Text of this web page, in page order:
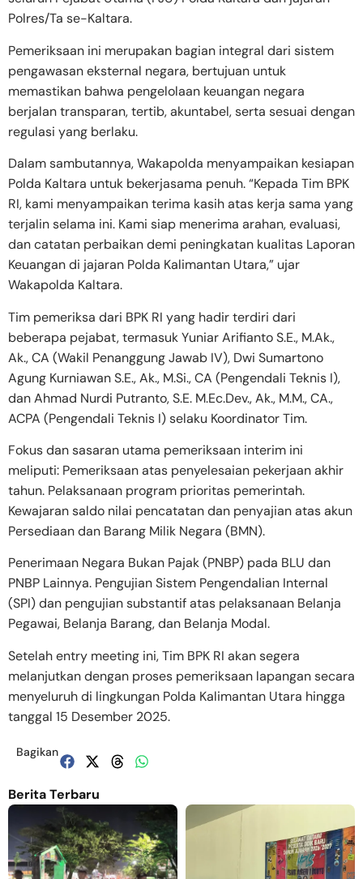
Polres/Ta se-Kaltara.
Pemeriksaan ini merupakan bagian integral dari sistem
pengawasan eksternal negara, bertujuan untuk
memastikan bahwa pengelolaan keuangan negara
berjalan transparan, tertib, akuntabel, serta sesuai dengan
regulasi yang berlaku.
Dalam sambutannya, Wakapolda menyampaikan kesiapan
Polda Kaltara untuk bekerjasama penuh. “Kepada Tim BPK
RI, kami menyampaikan terima kasih atas kerja sama yang
terjalin selama ini. Kami siap menerima arahan, evaluasi,
dan catatan perbaikan demi peningkatan kualitas Laporan
Keuangan di jajaran Polda Kalimantan Utara,” ujar
Wakapolda Kaltara.
Tim pemeriksa dari BPK RI yang hadir terdiri dari
beberapa pejabat, termasuk Yuniar Arifianto S.E., M.Ak.,
Ak., CA (Wakil Penanggung Jawab IV), Dwi Sumartono
Agung Kurniawan S.E., Ak., M.Si., CA (Pengendali Teknis I),
dan Ahmad Nurdi Putranto, S.E. M.Ec.Dev., Ak., M.M., CA.,
ACPA (Pengendali Teknis I) selaku Koordinator Tim.
​Fokus dan sasaran utama pemeriksaan interim ini
meliputi: Pemeriksaan atas penyelesaian pekerjaan akhir
tahun. Pelaksanaan program prioritas pemerintah.
Kewajaran saldo nilai pencatatan dan penyajian atas akun
Persediaan dan Barang Milik Negara (BMN).
Penerimaan Negara Bukan Pajak (PNBP) pada BLU dan
PNBP Lainnya. Pengujian Sistem Pengendalian Internal
(SPI) dan pengujian substantif atas pelaksanaan Belanja
Pegawai, Belanja Barang, dan Belanja Modal.
​Setelah entry meeting ini, Tim BPK RI akan segera
melanjutkan dengan proses pemeriksaan lapangan secara
menyeluruh di lingkungan Polda Kalimantan Utara hingga
tanggal 15 Desember 2025.
Bagikan
Berita Terbaru